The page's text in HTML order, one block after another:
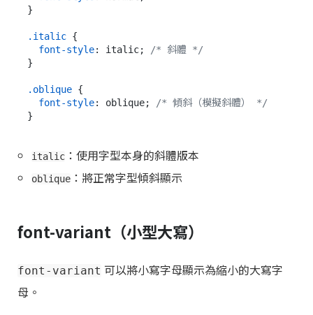
}
.italic {
font-style: italic; /* 斜體 */
}
.oblique {
font-style: oblique; /* 傾斜（模擬斜體） */
italic ：使用字型本身的斜體版本
oblique ：將正常字型傾斜顯示
font-variant（小型大寫）
font-variant 可以將小寫字母顯示為縮小的大寫字
母。